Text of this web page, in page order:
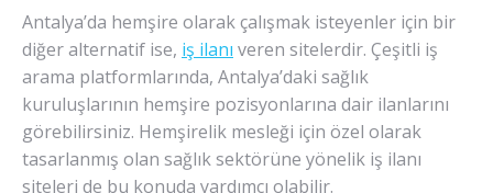
Antalya’da hemşire olarak çalışmak isteyenler için bir
diğer alternatif ise, iş ilanı veren sitelerdir. Çeşitli iş
arama platformlarında, Antalya’daki sağlık
kuruluşlarının hemşire pozisyonlarına dair ilanlarını
görebilirsiniz. Hemşirelik mesleği için özel olarak
tasarlanmış olan sağlık sektörüne yönelik iş ilanı
siteleri de bu konuda yardımcı olabilir.